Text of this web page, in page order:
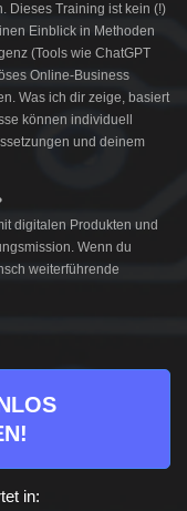
Dieses Training ist kein (!)
Einblick in Methoden
(Tools wie ChatGPT
Online-Business
Was ich dir zeige, basiert
können individuell
und deinem
digitalen Produkten und
Wenn du
weiterführende
in: